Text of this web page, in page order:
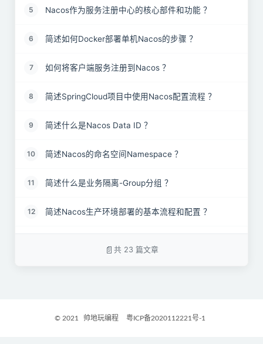
5 Nacos作为服务注册中心的核心部件和功能 ？
6 简述如何Docker部署单机Nacos的步骤 ？
7 如何将客户端服务注册到Nacos ？
8 简述SpringCloud项目中使用Nacos配置流程 ？
9 简述什么是Nacos Data ID ？
10 简述Nacos的命名空间Namespace ？
11 简述什么是业务隔离-Group分组 ？
12 简述Nacos生产环境部署的基本流程和配置 ？
共 23 篇文章
© 2021 帅地玩编程 粤ICP备2020112221号-1